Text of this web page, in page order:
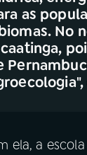
as
No
ela, a